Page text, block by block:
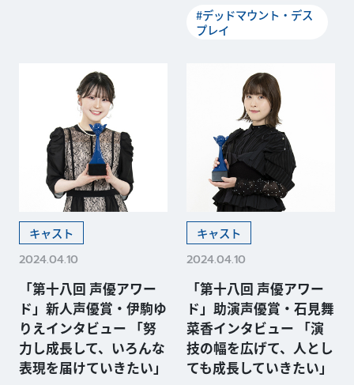
#デッドマウント・デス
プレイ
キャスト
2024.04.10
「第十八回 声優アワー
ド」新人声優賞・伊駒ゆ
りえインタビュー 「努
力し成長して、いろんな
表現を届けていきたい」
キャスト
2024.04.10
「第十八回 声優アワー
ド」助演声優賞・石見舞
菜香インタビュー 「演
技の幅を広げて、人とし
ても成長していきたい」